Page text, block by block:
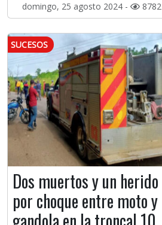
domingo, 25 agosto 2024 - 8782
SUCESOS
Dos muertos y un herido
por choque entre moto y